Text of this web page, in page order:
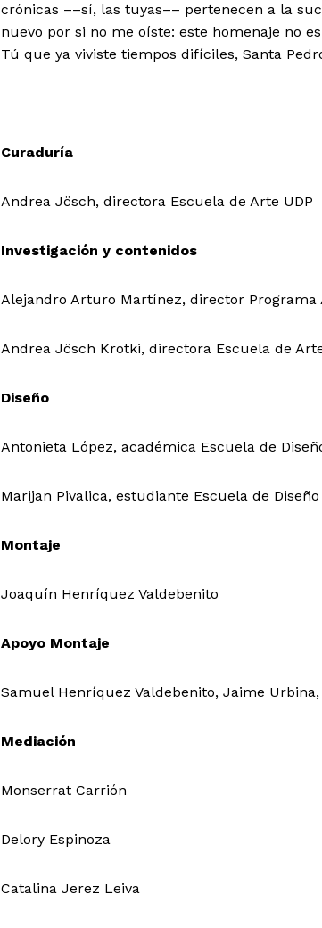
crónicas ––sí, las tuyas–– pertenecen a la
nuevo por si no me oíste: este homenaje no
Tú que ya viviste tiempos difíciles, Santa
Curaduría
Andrea Jösch, directora Escuela de Arte UDP
Investigación y contenidos
Alejandro Arturo Martínez, director Programa
Andrea Jösch Krotki, directora Escuela de
Diseño
Antonieta López, académica Escuela de
Marijan Pivalica, estudiante Escuela de Diseño
Montaje
Joaquín Henríquez Valdebenito
Apoyo Montaje
Samuel Henríquez Valdebenito, Jaime
Mediación
Monserrat Carrión
Delory Espinoza
Catalina Jerez Leiva